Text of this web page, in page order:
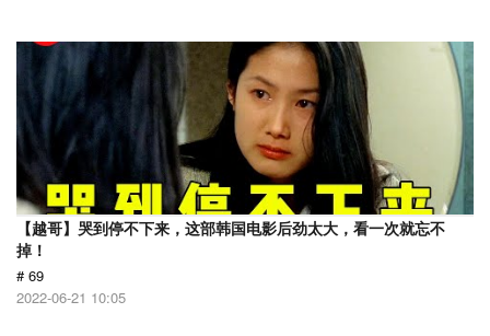
【越哥】哭到停不下来，这部韩国电影后劲太大，看一次就忘不
掉！
# 69
2022-06-21 10:05